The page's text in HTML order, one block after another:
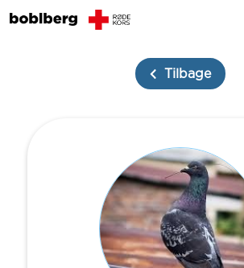
Tilbage